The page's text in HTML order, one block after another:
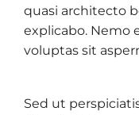
quasi architecto
explicabo. Nemo
voluptas sit
Sed ut